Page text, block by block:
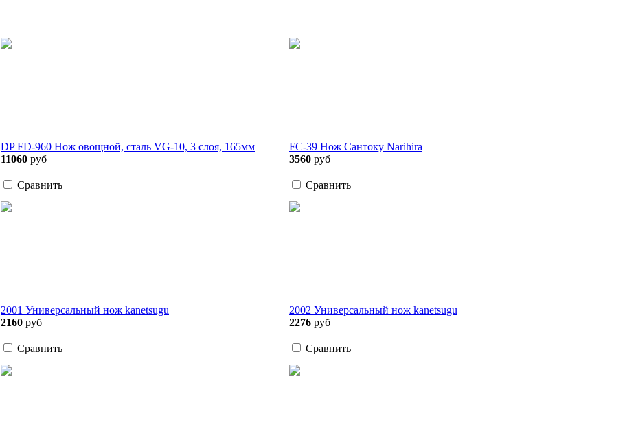
DP FD-960 Нож овощной, сталь VG-10, 3 слоя, 165мм
11060 руб
Сравнить
FC-39 Нож Сантоку Narihira
3560 руб
Сравнить
2001 Универсальный нож kanetsugu
2160 руб
Сравнить
2002 Универсальный нож kanetsugu
2276 руб
Сравнить